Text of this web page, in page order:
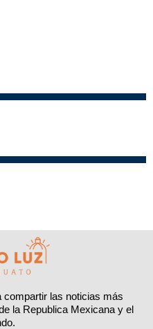
compartir las noticias más
la Republica Mexicana y el